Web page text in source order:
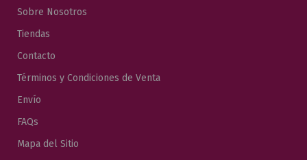
Sobre Nosotros
Tiendas
Contacto
Términos y Condiciones de Venta
Envío
FAQs
Mapa del Sitio